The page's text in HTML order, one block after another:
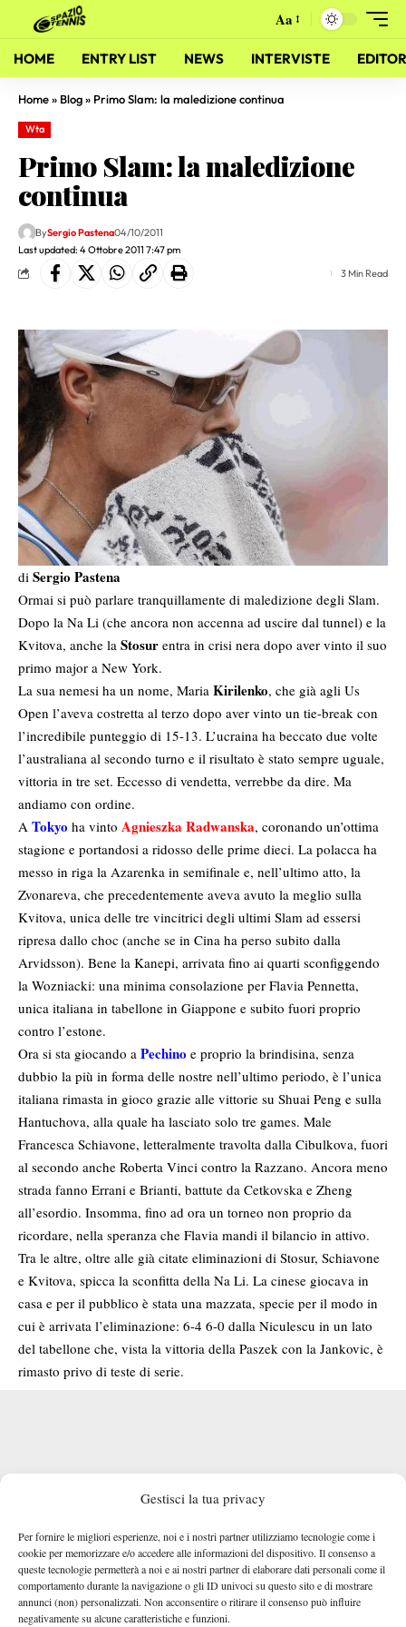
Gestisci la tua privacy
Per fornire le migliori esperienze, noi e i nostri partner utilizziamo tecnologie come i
cookie per memorizzare e/o accedere alle informazioni del dispositivo. Il consenso a
queste tecnologie permetterà a noi e ai nostri partner di elaborare dati personali come il
comportamento durante la navigazione o gli ID univoci su questo sito e di mostrare
annunci (non) personalizzati. Non acconsentire o ritirare il consenso può influire
negativamente su alcune caratteristiche e funzioni.
Aa
HOME ENTRY LIST NEWS INTERVISTE
Home» Blog» Primo Slam: la maledizione continua
Wta
Primo Slam: la maledizione
continua
Last updated: 4 Ottobre 2011 7:47 pm
BySergio Pastena04/10/2011
3 Min Read
di Sergio Pastena
Ormai si può parlare tranquillamente di maledizione degli Slam.
Dopo la Na Li (che ancora non accenna ad uscire dal tunnel) e la
Kvitova, anche la Stosur entra in crisi nera dopo aver vinto il suo
primo major a New York.
La sua nemesi ha un nome, Maria Kirilenko, che già agli Us
Open l’aveva costretta al terzo dopo aver vinto un tie-break con
l’incredibile punteggio di 15-13. L’ucraina ha beccato due volte
l’australiana al secondo turno e il risultato è stato sempre uguale,
vittoria in tre set. Eccesso di vendetta, verrebbe da dire. Ma
andiamo con ordine.
A Tokyo ha vinto Agnieszka Radwanska, coronando un’ottima
stagione e portandosi a ridosso delle prime dieci. La polacca ha
messo in riga la Azarenka in semifinale e, nell’ultimo atto, la
Zvonareva, che precedentemente aveva avuto la meglio sulla
Kvitova, unica delle tre vincitrici degli ultimi Slam ad essersi
ripresa dallo choc (anche se in Cina ha perso subito dalla
Arvidsson). Bene la Kanepi, arrivata fino ai quarti sconfiggendo
la Wozniacki: una minima consolazione per Flavia Pennetta,
unica italiana in tabellone in Giappone e subito fuori proprio
contro l’estone.
Ora si sta giocando a Pechino e proprio la brindisina, senza
dubbio la più in forma delle nostre nell’ultimo periodo, è l’unica
italiana rimasta in gioco grazie alle vittorie su Shuai Peng e sulla
Hantuchova, alla quale ha lasciato solo tre games. Male
Francesca Schiavone, letteralmente travolta dalla Cibulkova, fuori
al secondo anche Roberta Vinci contro la Razzano. Ancora meno
strada fanno Errani e Brianti, battute da Cetkovska e Zheng
all’esordio. Insomma, fino ad ora un torneo non proprio da
ricordare, nella speranza che Flavia mandi il bilancio in attivo.
Tra le altre, oltre alle già citate eliminazioni di Stosur, Schiavone
e Kvitova, spicca la sconfitta della Na Li. La cinese giocava in
casa e per il pubblico è stata una mazzata, specie per il modo in
cui è arrivata l’eliminazione: 6-4 6-0 dalla Niculescu in un lato
del tabellone che, vista la vittoria della Paszek con la Jankovic, è
rimasto privo di teste di serie.